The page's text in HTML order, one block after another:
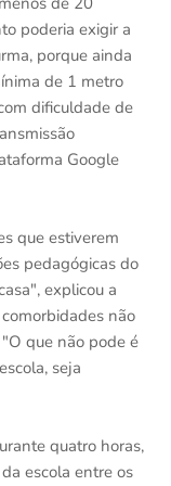
poderia exigir a
porque ainda
de 1 metro
dificuldade de
Google
que estiverem
pedagógicas do
explicou a
não
que não pode é
seja
quatro horas,
escola entre os